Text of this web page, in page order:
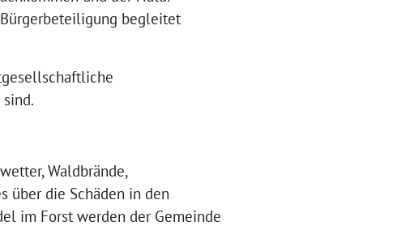
begleitet
Waldbrände,
über die Schäden in den
im Forst werden der Gemeinde